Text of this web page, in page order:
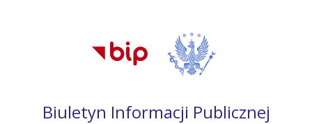
głównego menu
serwisu
Biuletyn Informacji Publicznej